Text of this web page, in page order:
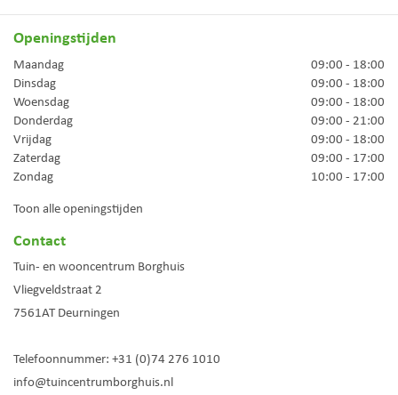
Openingstijden
Maandag
09:00 - 18:00
Dinsdag
09:00 - 18:00
Woensdag
09:00 - 18:00
Donderdag
09:00 - 21:00
Vrijdag
09:00 - 18:00
Zaterdag
09:00 - 17:00
Zondag
10:00 - 17:00
Toon alle openingstijden
Contact
Tuin- en wooncentrum Borghuis
Vliegveldstraat 2
7561AT Deurningen
Telefoonnummer: +31 (0)74 276 1010
info@tuincentrumborghuis.nl